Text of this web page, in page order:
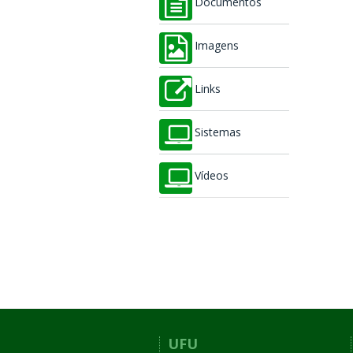
Documentos
Imagens
Links
Sistemas
Vídeos
UFU